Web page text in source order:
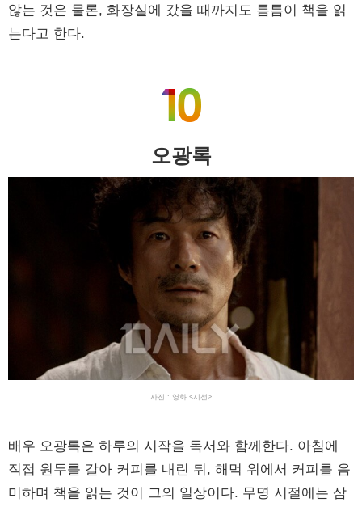
않는 것은 물론, 화장실에 갔을 때까지도 틈틈이 책을 읽
는다고 한다.
오광록
사진 : 영화 <시선>
배우 오광록은 하루의 시작을 독서와 함께한다. 아침에
직접 원두를 갈아 커피를 내린 뒤, 해먹 위에서 커피를 음
미하며 책을 읽는 것이 그의 일상이다. 무명 시절에는 삼